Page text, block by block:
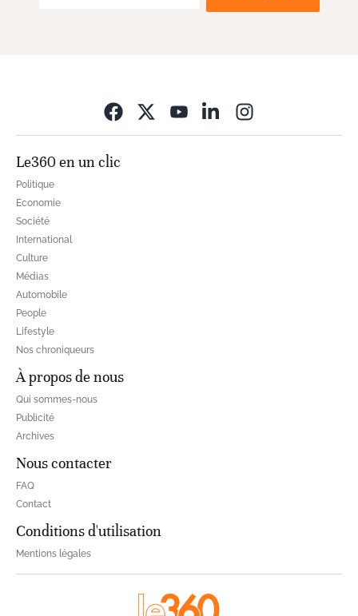
Le360 en un clic
Politique
Economie
Société
International
Culture
Médias
Automobile
People
Lifestyle
Nos chroniqueurs
À propos de nous
Qui sommes-nous
Publicité
Archives
Nous contacter
FAQ
Contact
Conditions d'utilisation
Mentions légales